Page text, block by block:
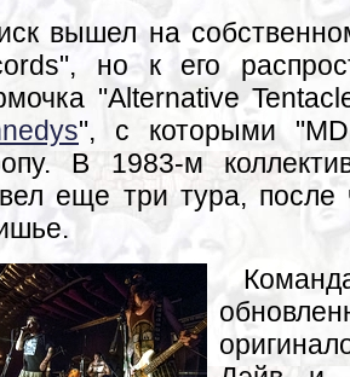
вышел на
но к его
"Alternative
", с которыми
В 1983-м
еще три тура, после